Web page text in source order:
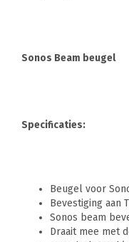
Sonos Beam beugel
Specificaties:
Beugel voor
Bevestiging aan
Sonos beam
Draait mee met